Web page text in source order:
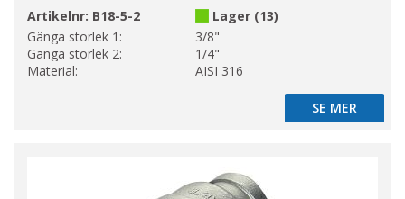
Artikelnr: B18-5-2
Lager (13)
Gänga storlek 1:
3/8"
Gänga storlek 2:
1/4"
Material:
AISI 316
SE MER
SE MER